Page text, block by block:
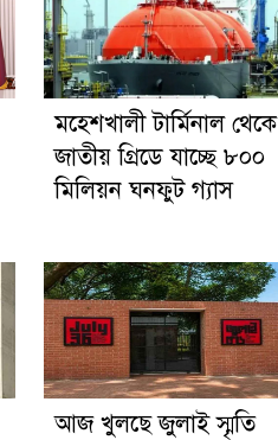
মহেশখালী টার্মিনাল থেকে
জাতীয় গ্রিডে যাচ্ছে ৮০০
মিলিয়ন ঘনফুট গ্যাস
আজ খুলছে জুলাই স্মৃতি